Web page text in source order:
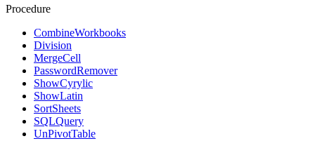
Procedure
CombineWorkbooks
Division
MergeCell
PasswordRemover
ShowCyrylic
ShowLatin
SortSheets
SQLQuery
UnPivotTable